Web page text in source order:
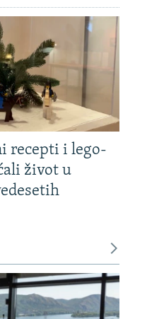
recepti i lego-
život u